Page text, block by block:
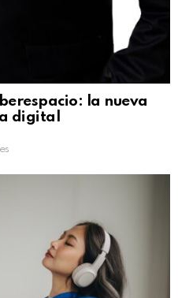
la nueva
digital